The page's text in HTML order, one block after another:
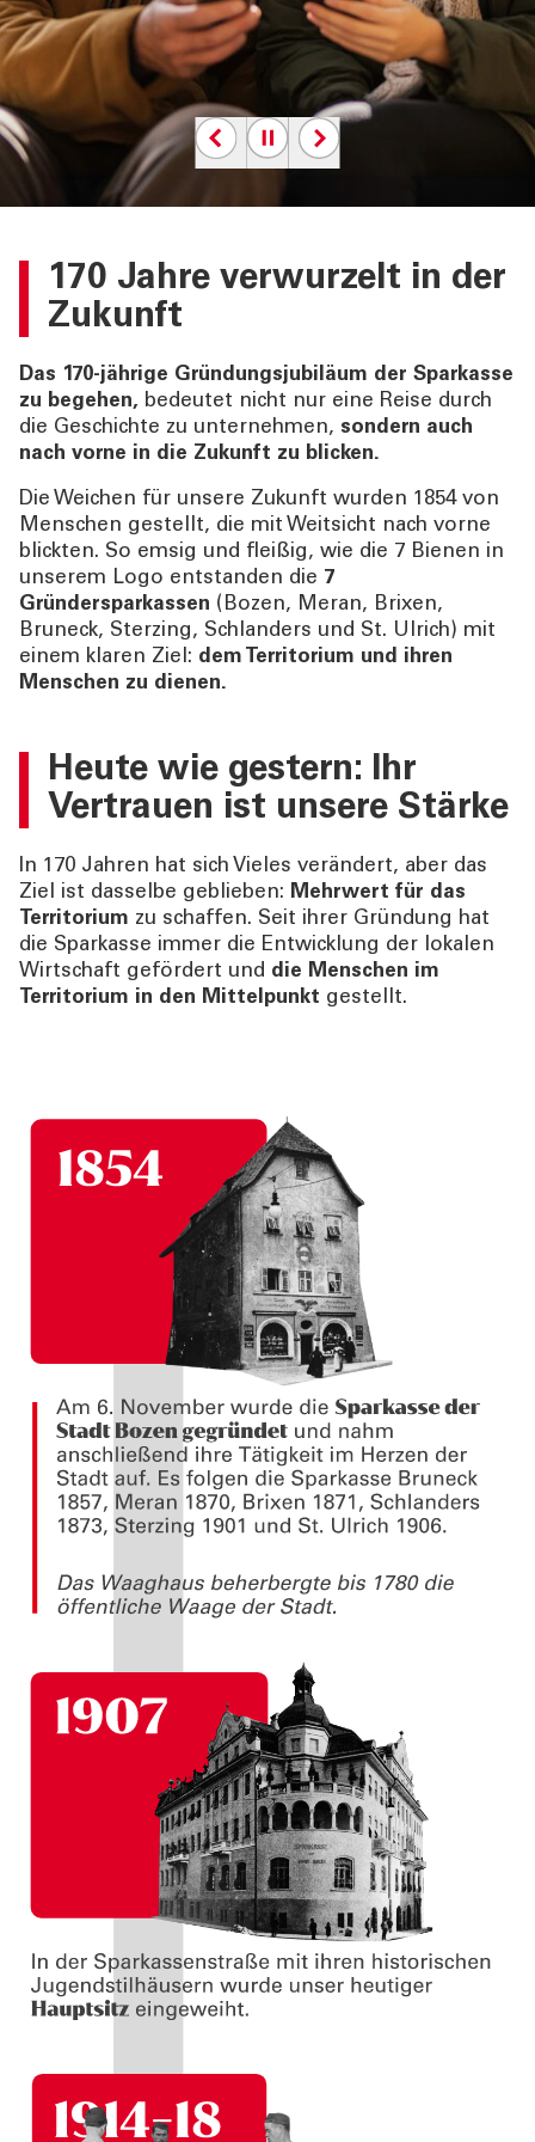
ÜBER UNS
TOOLS
AKTUELLES
170 Jahre verwurzelt in der
Zukunft
Das 170-jährige Gründungsjubiläum der Sparkasse
zu begehen, bedeutet nicht nur eine Reise durch
die Geschichte zu unternehmen, sondern auch
nach vorne in die Zukunft zu blicken.
Die Weichen für unsere Zukunft wurden 1854 von
Menschen gestellt, die mit Weitsicht nach vorne
blickten. So emsig und fleißig, wie die 7 Bienen in
unserem Logo entstanden die 7
Gründersparkassen (Bozen, Meran, Brixen,
Bruneck, Sterzing, Schlanders und St. Ulrich) mit
einem klaren Ziel: dem Territorium und ihren
Menschen zu dienen.
Heute wie gestern: Ihr
Vertrauen ist unsere Stärke
In 170 Jahren hat sich Vieles verändert, aber das
Ziel ist dasselbe geblieben: Mehrwert für das
Territorium zu schaffen. Seit ihrer Gründung hat
die Sparkasse immer die Entwicklung der lokalen
Wirtschaft gefördert und die Menschen im
Territorium in den Mittelpunkt gestellt.